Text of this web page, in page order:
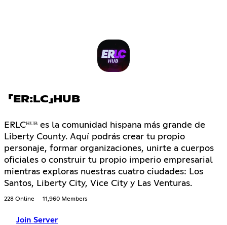
「ER:LC」HUB
ERLCᴴᵁᴮ es la comunidad hispana más grande de
Liberty County. Aquí podrás crear tu propio
personaje, formar organizaciones, unirte a cuerpos
oficiales o construir tu propio imperio empresarial
mientras exploras nuestras cuatro ciudades: Los
Santos, Liberty City, Vice City y Las Venturas.
228 Online 11,960 Members
Join Server